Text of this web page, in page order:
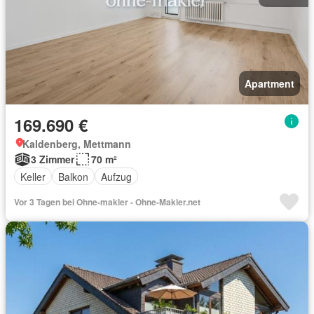
Apartment
169.690 €
Kaldenberg, Mettmann
3 Zimmer
70 m²
Keller
Balkon Aufzug
Vor 3 Tagen bei Ohne-makler - Ohne-Makler.net